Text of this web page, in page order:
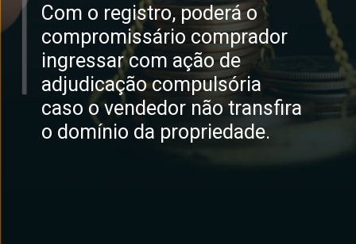
Com o registro, poderá o
compromissário comprador
ingressar com ação de
adjudicação compulsória
caso o vendedor não transfira
o domínio da propriedade.